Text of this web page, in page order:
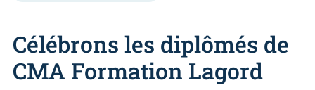
Célébrons les diplômés de
CMA Formation Lagord